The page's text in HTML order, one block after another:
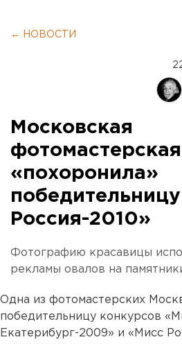
← НОВОСТИ
Московская
фотомастерская
«похоронила»
Россия-2010»
Фотографию красавицы
рекламы овалов на
Одна из фотомастерских
победительницу конкурсов
Екатерибург-2009» и «Мисс